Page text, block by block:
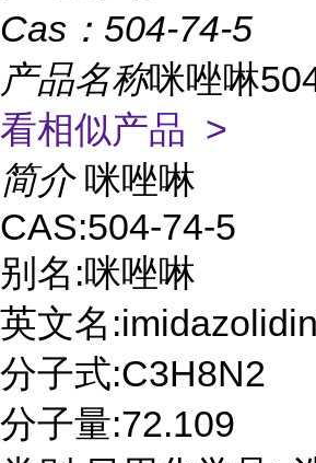
Cas： 504-74-5
产品名称咪唑啉
看相似产品 >
简介 咪唑啉
CAS:504-74-5
别名:咪唑啉
英文名
分子式:C3H8N2
分子量:72.109